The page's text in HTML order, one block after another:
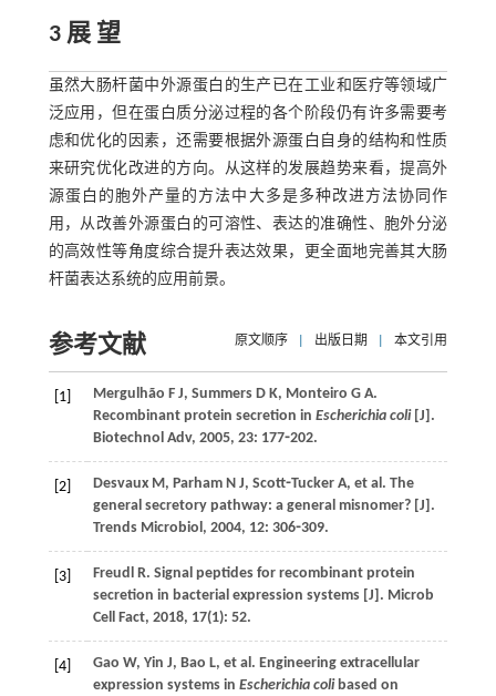
3 展 望
虽然大肠杆菌中外源蛋白的生产已在工业和医疗等领域广
泛应用，但在蛋白质分泌过程的各个阶段仍有许多需要考
虑和优化的因素，还需要根据外源蛋白自身的结构和性质
来研究优化改进的方向。从这样的发展趋势来看，提高外
源蛋白的胞外产量的方法中大多是多种改进方法协同作
用，从改善外源蛋白的可溶性、表达的准确性、胞外分泌
的高效性等角度综合提升表达效果，更全面地完善其大肠
杆菌表达系统的应用前景。
参考文献 原文顺序 出版日期 本文引用
[1] Mergulhão F J, Summers D K, Monteiro G A.
Recombinant protein secretion in Escherichia coli[J].
Biotechnol Adv, 2005, 23: 177⁃202.
[2] Desvaux M, Parham N J, Scott⁃Tucker A, et al. The
general secretory pathway: a general misnomer? [J].
Trends Microbiol, 2004, 12: 306⁃309.
[3] Freudl R. Signal peptides for recombinant protein
secretion in bacterial expression systems [J]. Microb
Cell Fact, 2018, 17(1): 52.
[4] Gao W, Yin J, Bao L, et al. Engineering extracellular
expression systems in Escherichia colibased on